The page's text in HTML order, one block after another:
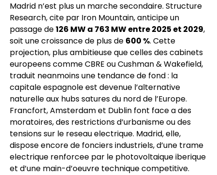
Madrid n’est plus un marche secondaire. Structure
Research, cite par Iron Mountain, anticipe un
passage de126 MW a 763 MW entre 2025 et 2029,
soit une croissance de plus de 600 %. Cette
projection, plus ambitieuse que celles des cabinets
europeens comme CBRE ou Cushman & Wakefield,
traduit neanmoins une tendance de fond : la
capitale espagnole est devenue l’alternative
naturelle aux hubs satures du nord de l’Europe.
Francfort, Amsterdam et Dublin font face a des
moratoires, des restrictions d’urbanisme ou des
tensions sur le reseau electrique. Madrid, elle,
dispose encore de fonciers industriels, d’une trame
electrique renforcee par le photovoltaique iberique
et d’une main-d’oeuvre technique competitive.